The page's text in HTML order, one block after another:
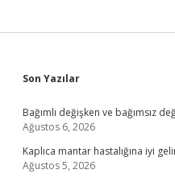
Sidebar
Son Yazılar
Bağımlı değişken ve bağımsız
Ağustos 6, 2026
Kaplıca mantar hastalığına iyi
Ağustos 5, 2026